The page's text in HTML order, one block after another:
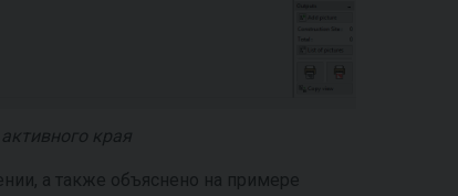
края
а также объяснено на примере